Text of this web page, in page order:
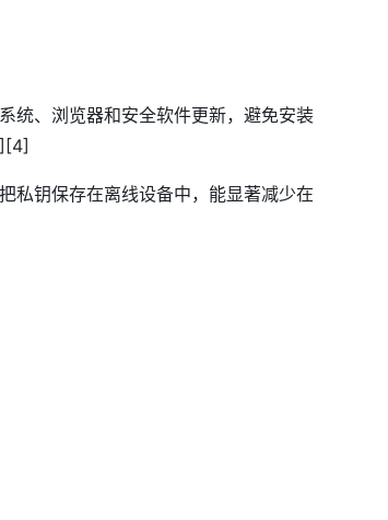
统、浏览器和安全软件更新，避免安装
私钥保存在离线设备中，能显著减少在